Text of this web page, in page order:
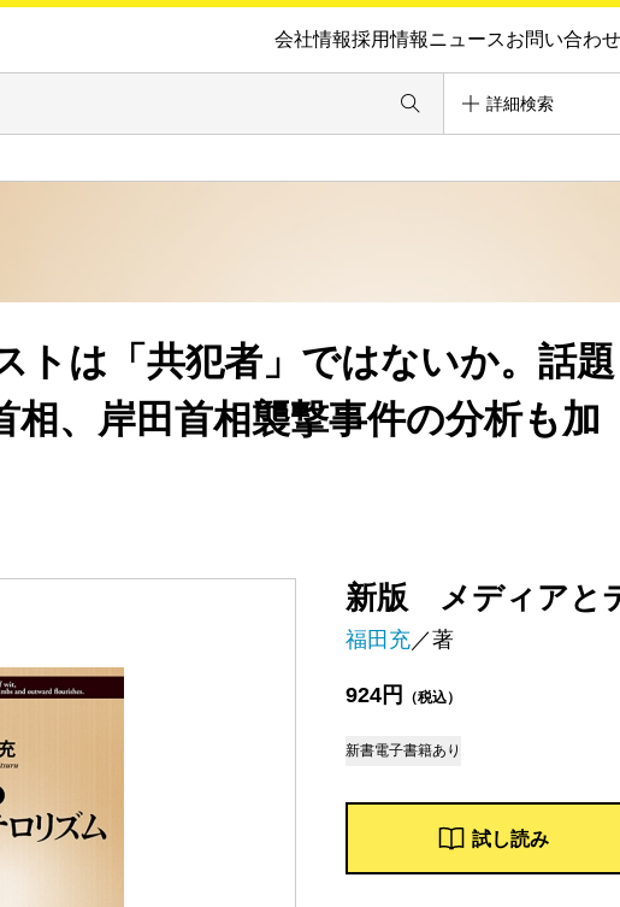
会社情報採用情報ニュースお問い合わせ
詳細検索
新版 メディアと
福田充／著
924円 （税込）
新書電子書籍あり
試し読み
トは「共犯者」ではないか。話題
相、岸田首相襲撃事件の分析も加